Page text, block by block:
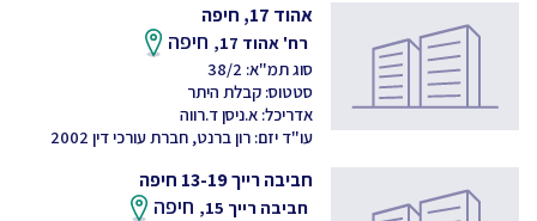
אהוד 17, חיפה
רח' אהוד 17, חיפה
סוג תמ"א: 38/2
סטטוס: קבלת היתר
אדריכל: א.ניסן ד.רווה
עו"ד יזם: רון ברנט, חברת עורכי דין 2002
חביבה רייך 13-19 חיפה
חביבה רייך 15, חיפה